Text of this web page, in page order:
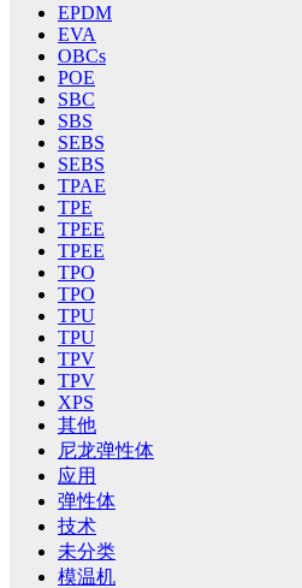
EPDM
EVA
OBCs
POE
SBC
SBS
SEBS
SEBS
TPAE
TPE
TPEE
TPEE
TPO
TPO
TPU
TPU
TPV
TPV
XPS
其他
尼龙弹性体
应用
弹性体
技术
未分类
模温机